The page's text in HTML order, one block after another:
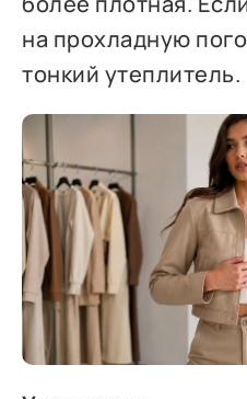
на прохладную
тонкий утеплитель.